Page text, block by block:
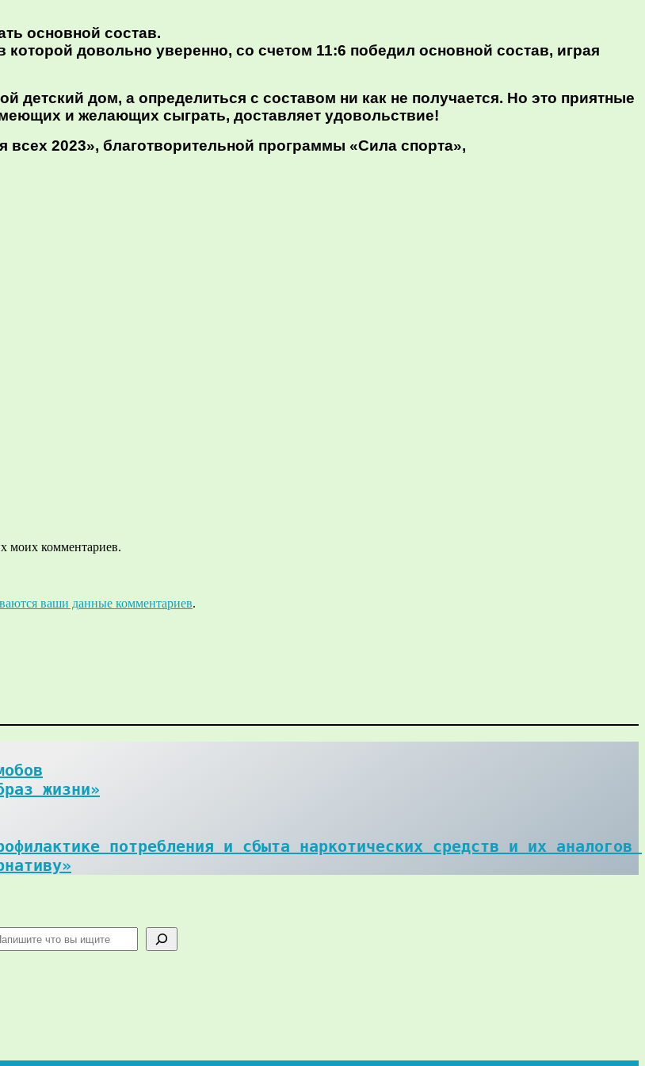
основной состав.
довольно уверенно, со счетом 11:6 победил основной состав, играя
детский дом, а определиться с составом ни как не получается. Но это приятные
и желающих сыграть, доставляет удовольствие!
всех 2023», благотворительной программы «Сила спорта»,
моих комментариев.
ваши данные комментариев.
жизни»
потребления и сбыта наркотических средств и их аналогов